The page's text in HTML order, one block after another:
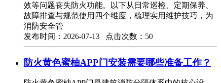
效等问题丧失防火功能。以下从日常巡检、定期保养、
故障排查与规范使用四个维度，梳理实用维护技巧，为
消防安全管
发布时间：2026-07-13 点击次数：50
防火黄色蜜柚APP门安装需要哪些准备工作？